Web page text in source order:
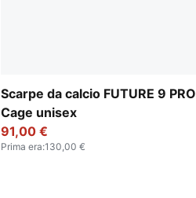
Scarpe da calcio FUTURE 9 PRO
Cage unisex
91,00 €
Prima era:130,00 €